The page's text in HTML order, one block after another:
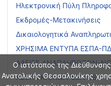
Ο ιστότοπος της
Ανατολικής Θεσσαλονίκης
Ηλεκτρονική Πύλη
Εκδρομές-Μετακινήσεις
Δικαιολογητικά
ΧΡΗΣΙΜΑ ΕΝΤΥΠΑ ΕΣΠΑ-
ΑΔΕΙΕΣ ΑΝΑΠΛΗΡΩΤΩΝ-
ΑΣΕΠ ΕΚΠ/ΚΩΝ-ΕΕΠ-ΕΒΠ